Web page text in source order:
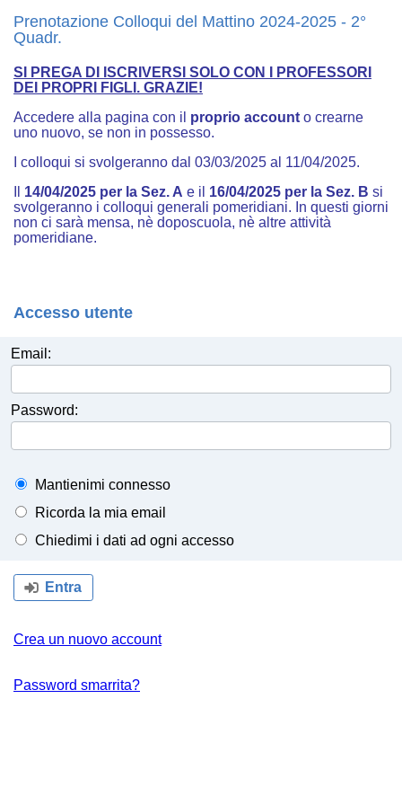
Prenotazione Colloqui del Mattino 2024-2025 - 2°
Quadr.
SI PREGA DI ISCRIVERSI SOLO CON I PROFESSORI
DEI PROPRI FIGLI. GRAZIE!
Accedere alla pagina con il proprio account o crearne
uno nuovo, se non in possesso.
I colloqui si svolgeranno dal 03/03/2025 al 11/04/2025.
14/04/2025 per la Sez. A e il 16/04/2025 per la Sez. B si
svolgeranno i colloqui generali pomeridiani. In questi giorni
non ci sarà mensa, nè doposcuola, nè altre attività
pomeridiane.
Accesso utente
Email:
Password:
Mantienimi connesso
Ricorda la mia email
Chiedimi i dati ad ogni accesso
Entra
Crea un nuovo account
Password smarrita?